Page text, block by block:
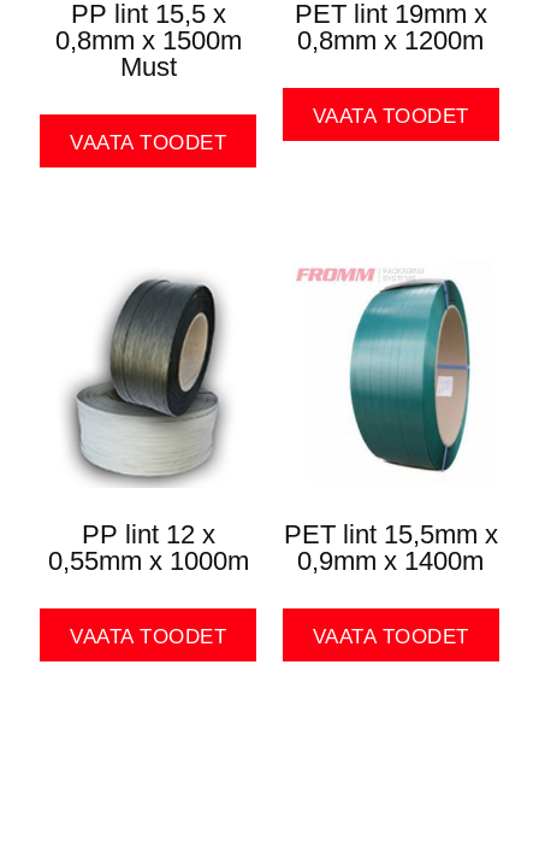
PP lint 15,5 x
0,8mm x 1500m
Must
VAATA TOODET
PET lint 19mm x
0,8mm x 1200m
VAATA TOODET
PP lint 12 x
0,55mm x 1000m
VAATA TOODET
PET lint 15,5mm x
0,9mm x 1400m
VAATA TOODET